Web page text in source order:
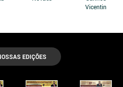
Vicentin
EDIÇÕES